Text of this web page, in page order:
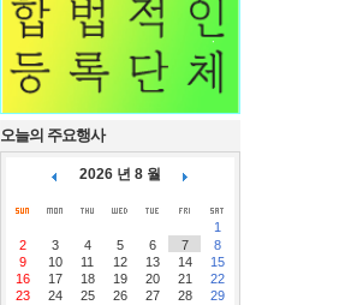
오늘의 주요행사
2026 년 8 월
1
2
3 4 5 6 7
8
9
10 11 12 13 14
15
16
17 18 19 20 21
22
23
24 25 26 27 28
29